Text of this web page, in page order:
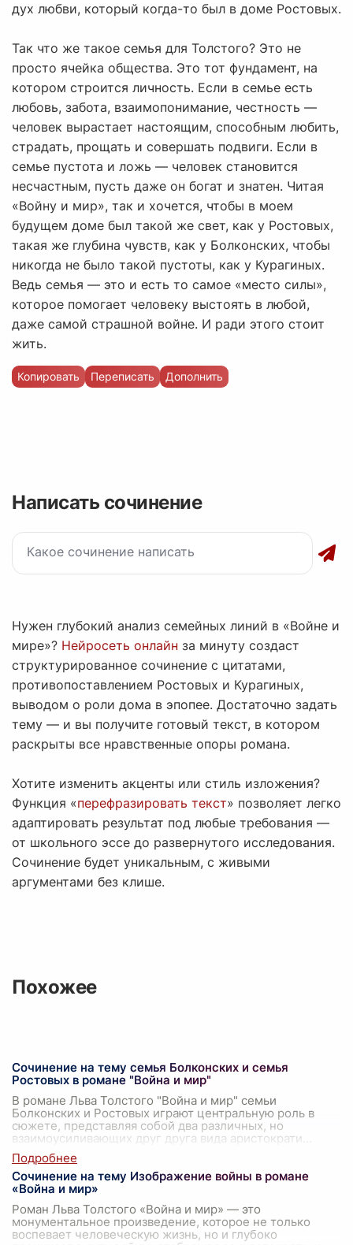
дух любви, который когда-то был в доме Ростовых.
Так что же такое семья для Толстого? Это не
просто ячейка общества. Это тот фундамент, на
котором строится личность. Если в семье есть
любовь, забота, взаимопонимание, честность —
человек вырастает настоящим, способным любить,
страдать, прощать и совершать подвиги. Если в
семье пустота и ложь — человек становится
несчастным, пусть даже он богат и знатен. Читая
«Войну и мир», так и хочется, чтобы в моем
будущем доме был такой же свет, как у Ростовых,
такая же глубина чувств, как у Болконских, чтобы
никогда не было такой пустоты, как у Курагиных.
Ведь семья — это и есть то самое «место силы»,
которое помогает человеку выстоять в любой,
даже самой страшной войне. И ради этого стоит
жить.
Копировать Переписать Дополнить
Написать сочинение
Нужен глубокий анализ семейных линий в «Войне и
мире»? Нейросеть онлайн за минуту создаст
структурированное сочинение с цитатами,
противопоставлением Ростовых и Курагиных,
выводом о роли дома в эпопее. Достаточно задать
тему — и вы получите готовый текст, в котором
раскрыты все нравственные опоры романа.
Хотите изменить акценты или стиль изложения?
Функция «перефразировать текст» позволяет легко
адаптировать результат под любые требования —
от школьного эссе до развернутого исследования.
Сочинение будет уникальным, с живыми
аргументами без клише.
Похожее
Сочинение на тему семья Болконских и семья
Ростовых в романе "Война и мир"
В романе Льва Толстого "Война и мир" семьи
Болконских и Ростовых играют центральную роль в
сюжете, представляя собой два различных, но
взаимоусиливающих друг друга вида аристократи
Сочинение на тему Изображение войны в романе
«Война и мир»
Роман Льва Толстого «Война и мир» — это
монументальное произведение, которое не только
воспевает человеческую жизнь, но и глубоко